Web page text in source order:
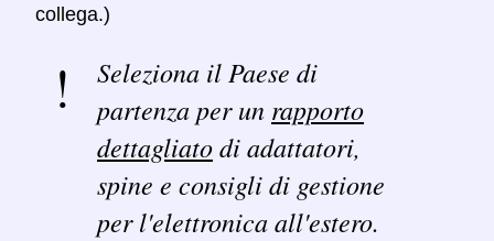
collega.)
Seleziona il Paese di
partenza per un rapporto
dettagliatodi adattatori,
spine e consigli di gestione
per l'elettronica all'estero.